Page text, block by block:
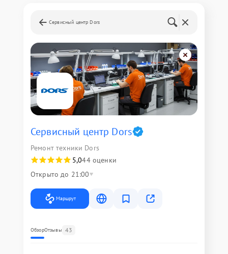
Сервисный центр Dors
Сервисный центр Dors
Ремонт техники Dors
5,044 оценки
Открыто до 21:00
Маршрут
ОбзорОтзывы 43